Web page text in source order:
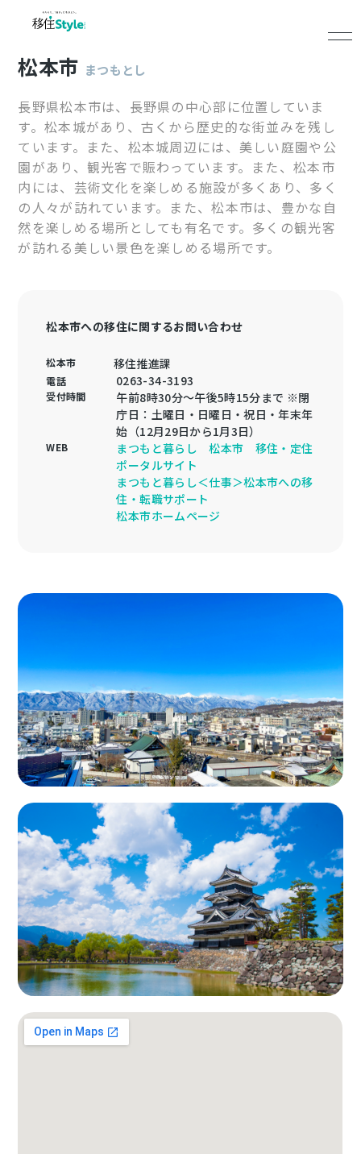
松本市 まつもとし
長野県松本市は、長野県の中心部に位置していま
す。松本城があり、古くから歴史的な街並みを残し
ています。また、松本城周辺には、美しい庭園や公
園があり、観光客で賑わっています。また、松本市
内には、芸術文化を楽しめる施設が多くあり、多く
の人々が訪れています。また、松本市は、豊かな自
然を楽しめる場所としても有名です。多くの観光客
が訪れる美しい景色を楽しめる場所です。
松本市への移住に関するお問い合わせ
松本市 移住推進課
電話 0263-34-3193
受付時間
午前8時30分〜午後5時15分まで ※閉
庁日：土曜日・日曜日・祝日・年末年
始（12月29日から1月3日）
WEB
まつもと暮らし 松本市 移住・定住
ポータルサイト
まつもと暮らし＜仕事＞松本市への移
住・転職サポート
松本市ホームページ